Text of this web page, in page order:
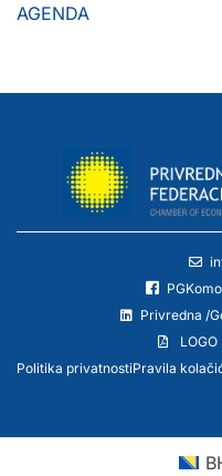
AGENDA
Privredna /
LOGO
Politika privatnostiPravila